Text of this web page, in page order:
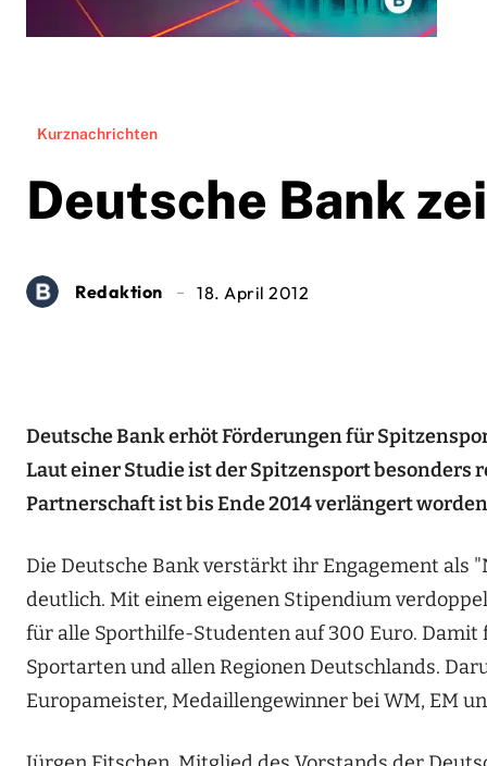
Kurznachrichten
Deutsche Bank
Redaktion 18. April 2012
Deutsche Bank erhöt Förderungen für
Laut einer Studie ist der Spitzensport
Partnerschaft ist bis Ende 2014 verlängert
Die Deutsche Bank verstärkt ihr Engagement
deutlich. Mit einem eigenen Stipendium
für alle Sporthilfe-Studenten auf 300 Euro.
Sportarten und allen Regionen Deutschlands.
Europameister, Medaillengewinner bei WM, EM